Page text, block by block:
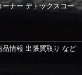
ナー デトックスコー
品情報 出張買取り など